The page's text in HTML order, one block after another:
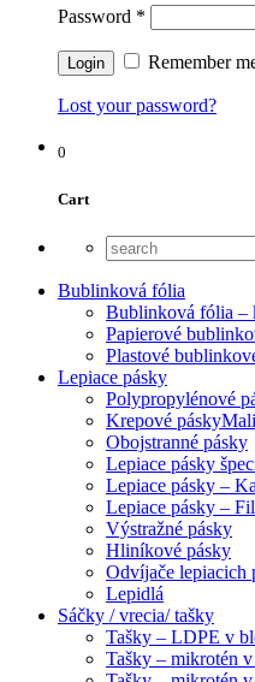
Password *
Remember
Lost your password?
0
Cart
Bublinková fólia
Bublinková fólia –
Papierové
Plastové
Lepiace pásky
Polypropylénové
Krepové pásky
Obojstranné pásky
Lepiace pásky
Lepiace pásky –
Lepiace pásky –
Výstražné pásky
Hliníkové pásky
Odvíjače lepiacich
Lepidlá
Sáčky / vrecia/ tašky
Tašky – LDPE v
Tašky – mikrotén